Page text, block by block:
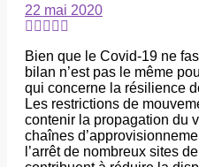
22 mai 2020
Bien que le Covid-19 ne
bilan n’est pas le même
qui concerne la résilience
Les restrictions de
contenir la propagation du
chaînes
l’arrêt de nombreux sites